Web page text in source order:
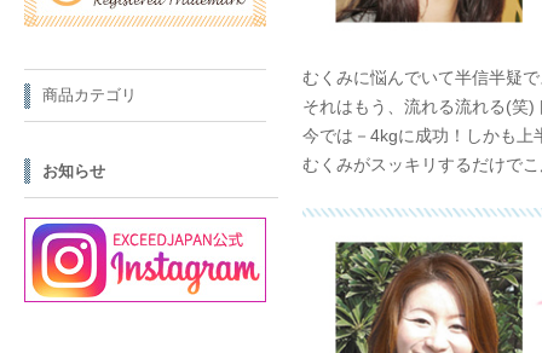
むくみに悩んでいて半信半疑
それはもう、流れる流れる(笑
今では－4kgに成功！しかも上
むくみがスッキリするだけで
商品カテゴリ
お知らせ